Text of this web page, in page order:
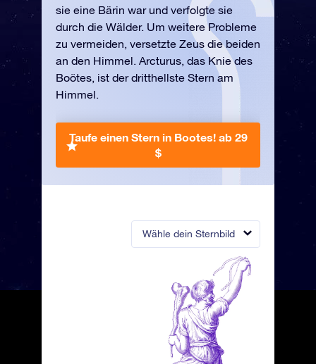
Wähle dein Sternbild
sie eine Bärin war und verfolgte sie
durch die Wälder. Um weitere Probleme
zu vermeiden, versetzte Zeus die beiden
an den Himmel. Arcturus, das Knie des
Boötes, ist der dritthellste Stern am
Himmel.
Taufe einen Stern in Bootes! ab 29
$